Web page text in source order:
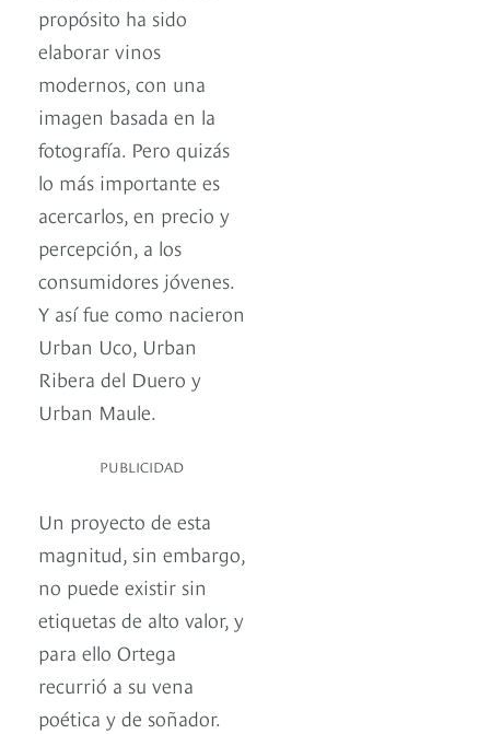
propósito ha sido
elaborar vinos
modernos, con una
imagen basada en la
fotografía. Pero quizás
lo más importante es
acercarlos, en precio y
percepción, a los
consumidores jóvenes.
Y así fue como nacieron
Urban Uco, Urban
Ribera del Duero y
Urban Maule.
PUBLICIDAD
Un proyecto de esta
magnitud, sin embargo,
no puede existir sin
etiquetas de alto valor, y
para ello Ortega
recurrió a su vena
poética y de soñador.